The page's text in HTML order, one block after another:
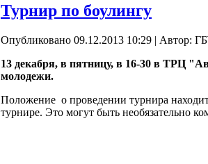
Турнир по боулингу
Опубликовано 09.12.2013 10:29 | Автор:
13 декабря, в пятницу, в 16-30 в ТРЦ
молодежи.
Положение о проведении турнира
турнире. Это могут быть необязательно